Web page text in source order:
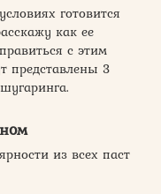
готовится
как ее
с этим
представлены 3
из всех паст